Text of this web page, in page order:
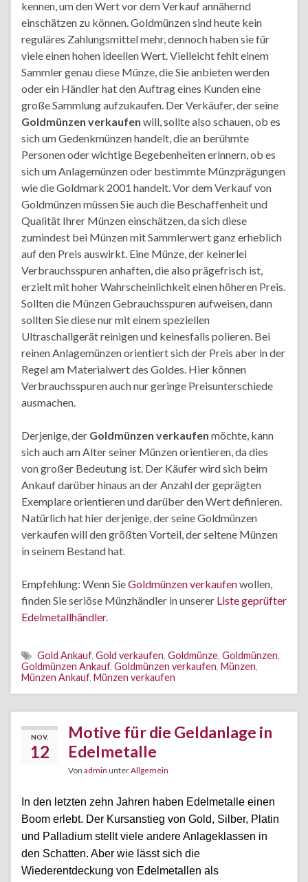
kennen, um den Wert vor dem Verkauf annähernd
einschätzen zu können. Goldmünzen sind heute kein
reguläres Zahlungsmittel mehr, dennoch haben sie für
viele einen hohen ideellen Wert. Vielleicht fehlt einem
Sammler genau diese Münze, die Sie anbieten werden
oder ein Händler hat den Auftrag eines Kunden eine
große Sammlung aufzukaufen. Der Verkäufer, der seine
Goldmünzen verkaufen will, sollte also schauen, ob es
sich um Gedenkmünzen handelt, die an berühmte
Personen oder wichtige Begebenheiten erinnern, ob es
sich um Anlagemünzen oder bestimmte Münzprägungen
wie die Goldmark 2001 handelt. Vor dem Verkauf von
Goldmünzen müssen Sie auch die Beschaffenheit und
Qualität Ihrer Münzen einschätzen, da sich diese
zumindest bei Münzen mit Sammlerwert ganz erheblich
auf den Preis auswirkt. Eine Münze, der keinerlei
Verbrauchsspuren anhaften, die also prägefrisch ist,
erzielt mit hoher Wahrscheinlichkeit einen höheren Preis.
Sollten die Münzen Gebrauchsspuren aufweisen, dann
sollten Sie diese nur mit einem speziellen
Ultraschallgerät reinigen und keinesfalls polieren. Bei
reinen Anlagemünzen orientiert sich der Preis aber in der
Regel am Materialwert des Goldes. Hier können
Verbrauchsspuren auch nur geringe Preisunterschiede
ausmachen.
Derjenige, der Goldmünzen verkaufen möchte, kann
sich auch am Alter seiner Münzen orientieren, da dies
von großer Bedeutung ist. Der Käufer wird sich beim
Ankauf darüber hinaus an der Anzahl der geprägten
Exemplare orientieren und darüber den Wert definieren.
Natürlich hat hier derjenige, der seine Goldmünzen
verkaufen will den größten Vorteil, der seltene Münzen
in seinem Bestand hat.
Empfehlung: Wenn SieGoldmünzen verkaufenwollen,
finden Sie seriöse Münzhändler in unserer Liste geprüfter
Edelmetallhändler.
Gold Ankauf, Gold verkaufen, Goldmünze, Goldmünzen,
Goldmünzen Ankauf, Goldmünzen verkaufen, Münzen,
Münzen Ankauf, Münzen verkaufen
NOV.
12
Motive für die Geldanlage in
Edelmetalle
Von admin unterAllgemein
In den letzten zehn Jahren haben Edelmetalle einen
Boom erlebt. Der Kursanstieg von Gold, Silber, Platin
und Palladium stellt viele andere Anlageklassen in
den Schatten. Aber wie lässt sich die
Wiederentdeckung von Edelmetallen als